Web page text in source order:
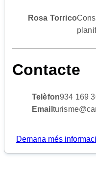
Rosa Torrico
Contacte
Telèfon934 169
Email
Demana més